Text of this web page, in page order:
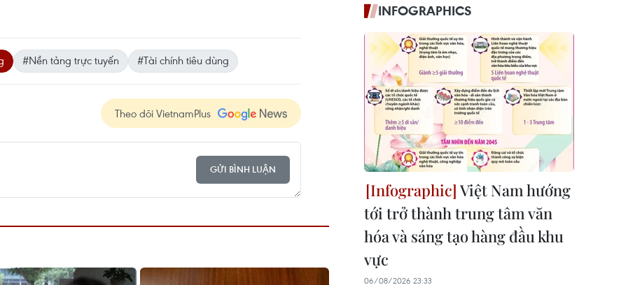
#Nền tảng trực tuyến #Tài chính tiêu dùng
Theo dõi VietnamPlus
GỬI BÌNH LUẬN
INFOGRAPHICS
Việt Nam hướng
tới trở thành trung tâm văn
hóa và sáng tạo hàng đầu khu
vực
06/08/2026 23:33